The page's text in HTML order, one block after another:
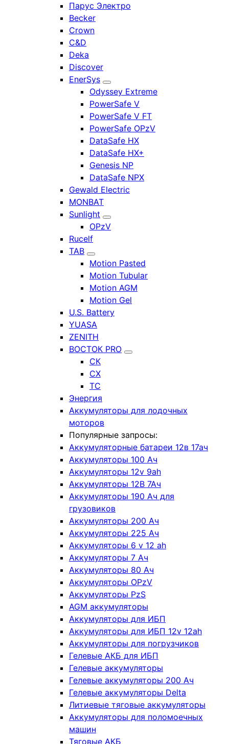
Парус Электро
Becker
Crown
C&D
Deka
Discover
EnerSys
Odyssey Extreme
PowerSafe V
PowerSafe V FT
PowerSafe OPzV
DataSafe HX
DataSafe HX+
Genesis NP
DataSafe NPX
Gewald Electric
MONBAT
Sunlight
OPzV
Rucelf
TAB
Motion Pasted
Motion Tubular
Motion AGM
Motion Gel
U.S. Battery
YUASA
ZENITH
ВОСТОК PRO
СК
СХ
ТС
Энергия
Аккумуляторы для лодочных
моторов
Популярные запросы:
Аккумуляторные батареи 12в 17ач
Аккумуляторы 100 Ач
Аккумуляторы 12v 9ah
Аккумуляторы 12В 7Ач
Аккумуляторы 190 Ач для
грузовиков
Аккумуляторы 200 Ач
Аккумуляторы 225 Ач
Аккумуляторы 6 v 12 ah
Аккумуляторы 7 Ач
Аккумуляторы 80 Ач
Аккумуляторы OPzV
Аккумуляторы PzS
AGM аккумуляторы
Аккумуляторы для ИБП
Аккумуляторы для ИБП 12v 12ah
Аккумуляторы для погрузчиков
Гелевые АКБ для ИБП
Гелевые аккумуляторы
Гелевые аккумуляторы 200 Ач
Гелевые аккумуляторы Delta
Литиевые тяговые аккумуляторы
Аккумуляторы для поломоечных
машин
Тяговые АКБ